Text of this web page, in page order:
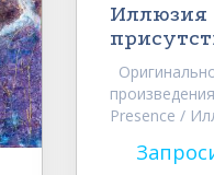
Иллюзия
Presence /